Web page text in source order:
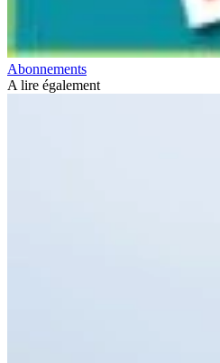
Abonnements
A lire également